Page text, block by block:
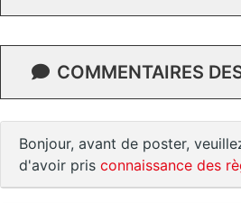
COMMENTAIRES
Bonjour, avant de poster,
d'avoir pris connaissance des